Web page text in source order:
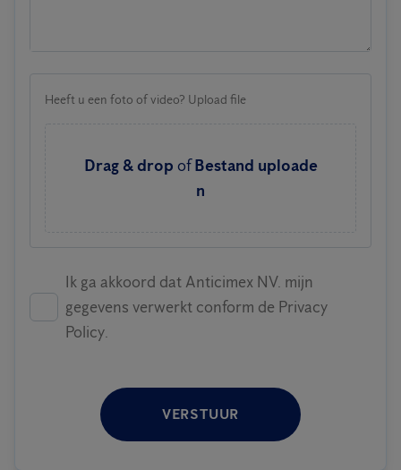
Heeft u een foto of video? Upload file
Drag & drop of Bestand uploade
n
Ik ga akkoord dat Anticimex NV. mijn
gegevens verwerkt conform de Privacy
Policy.
VERSTUUR